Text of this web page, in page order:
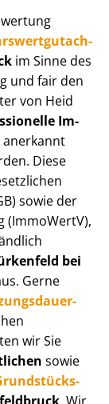
im Sinne des
und fair den
von Heid
Im­
anerkannt
Diese
sowie der
bei
Gerne
wir Sie
sowie